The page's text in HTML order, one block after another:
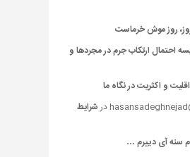
روز موش خرماست
احتمال ارتکاب جرم در مجردها و
و اکثریت در نگاه ما
درشرایط
سنه آی دییرم …